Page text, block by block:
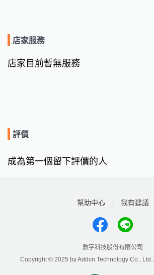
店家服務
店家目前暫無服務
評價
成為第一個留下評價的人
幫助中心 我有建議
數字科技股份有限公司
Copyright © 2025 by Addcn Technology Co.,